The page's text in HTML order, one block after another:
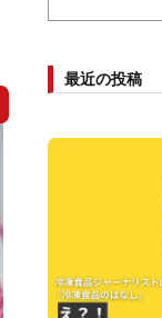
最近の投稿